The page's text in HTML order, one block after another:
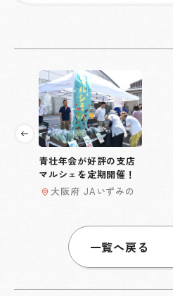
青壮年会が好評の支店
マルシェを定期開催！
大阪府 JAいずみの
一覧へ戻る